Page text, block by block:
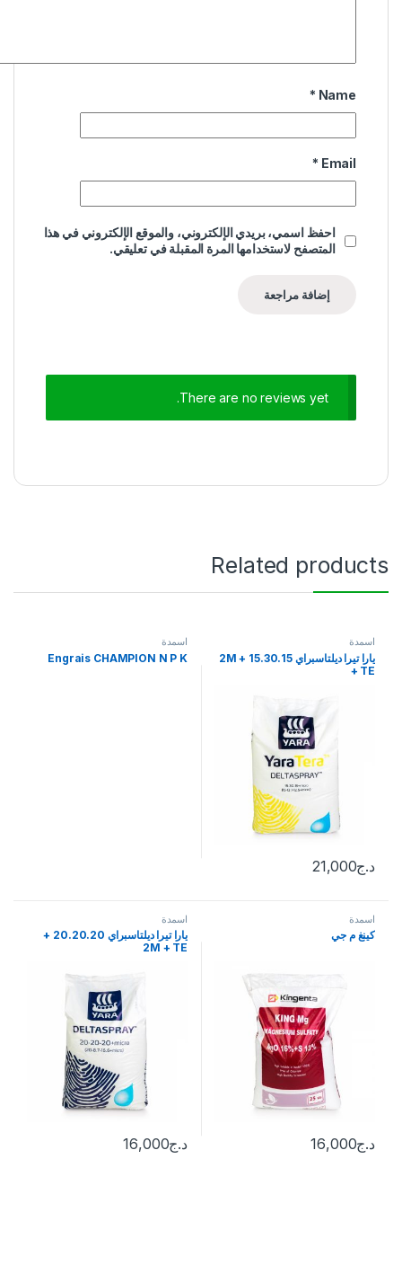
Name
*
Email
*
احفظ اسمي، بريدي الإلكتروني، والموقع الإلكتروني في هذا
المتصفح لاستخدامها المرة المقبلة في تعليقي.
There are no reviews yet.
Related products
اسمدة
يارا تيرا ديلتاسبراي 15.30.15 + 2M
+ TE
د.ج21,000
اسمدة
Engrais CHAMPION N P K
اسمدة
كينغ م جي
د.ج16,000
اسمدة
يارا تيرا ديلتاسبراي 20.20.20 +
2M + TE
د.ج16,000